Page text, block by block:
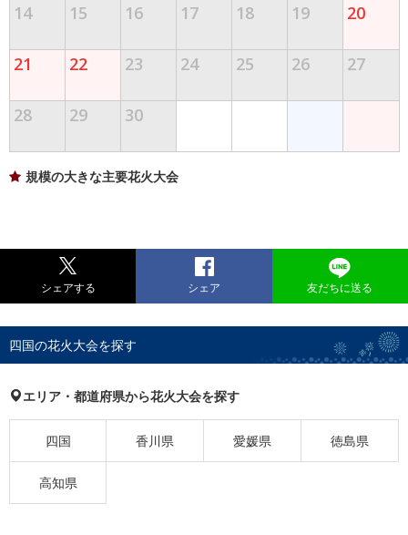
14 15 16 17 18 19 20
21 22 23 24 25 26 27
28 29 30
規模の大きな主要花火大会
シェアする シェア 友だちに送る
四国の花火大会を探す
エリア・都道府県から花火大会を探す
四国 香川県 愛媛県 徳島県
高知県